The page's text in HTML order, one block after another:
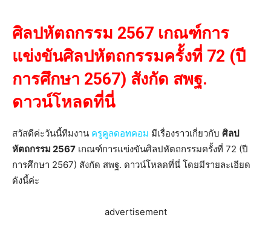
ศิลปหัตถกรรม 2567 เกณฑ์การ
แข่งขันศิลปหัตถกรรมครั้งที่ 72 (ปี
การศึกษา 2567) สังกัด สพฐ.
ดาวน์โหลดที่นี่
สวัสดีค่ะวันนี้ทีมงาน ครูคูลดอทคอม มีเรื่องราวเกี่ยวกับ ศิลป
หัตถกรรม 2567 เกณฑ์การแข่งขันศิลปหัตถกรรมครั้งที่ 72 (ปี
การศึกษา 2567) สังกัด สพฐ. ดาวน์โหลดที่นี่ โดยมีรายละเอียด
ดังนี้ค่ะ
advertisement